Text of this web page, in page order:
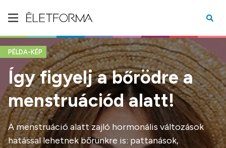
PÉLDA-KÉP
Így figyelj a bőrödre a
menstruációd alatt!
A menstruáció alatt zajló hormonális változások
hatással lehetnek bőrünkre is: pattanások,